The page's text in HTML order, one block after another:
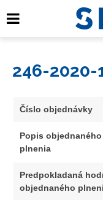
246-2020-
Číslo objednávky
Popis objednaného
plnenia
Predpokladaná
objednaného